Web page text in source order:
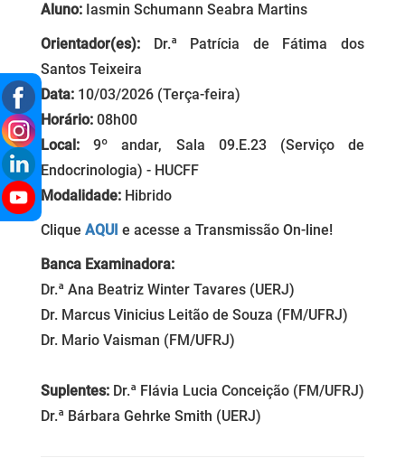
Aluno: Iasmin Schumann Seabra Martins
Orientador(es): Dr.ª Patrícia de Fátima dos
Santos Teixeira
Data: 10/03/2026 (Terça-feira)
Horário: 08h00
Local: 9º andar, Sala 09.E.23 (Serviço de
Endocrinologia) - HUCFF
Modalidade: Hibrido
Clique AQUI e acesse a Transmissão On-line!
Banca Examinadora:
Dr.ª Ana Beatriz Winter Tavares (UERJ)
Dr. Marcus Vinicius Leitão de Souza (FM/UFRJ)
Dr. Mario Vaisman (FM/UFRJ)
Suplentes: Dr.ª Flávia Lucia Conceição (FM/UFRJ)
Dr.ª Bárbara Gehrke Smith (UERJ)